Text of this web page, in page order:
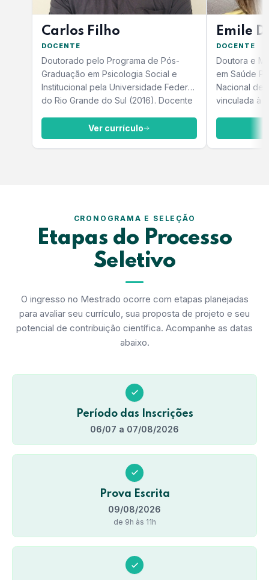
Carlos Filho
DOCENTE
Doutorado pelo Programa de Pós-
Graduação em Psicologia Social e
Institucional pela Universidade Federal
do Rio Grande do Sul (2016). Docente
Psicologia do Centro Universitário
UNDB, coordenador do Núcleo de
Ver currículo
Emile
DOCENTE
Doutora e
em Saúde
Nacional de
vinculada à
CRONOGRAMA E SELEÇÃO
Etapas do Processo
Seletivo
O ingresso no Mestrado ocorre com etapas planejadas
para avaliar seu currículo, sua proposta de projeto e seu
potencial de contribuição científica. Acompanhe as datas
abaixo.
Período das Inscrições
06/07 a 07/08/2026
Prova Escrita
09/08/2026
de 9h às 11h